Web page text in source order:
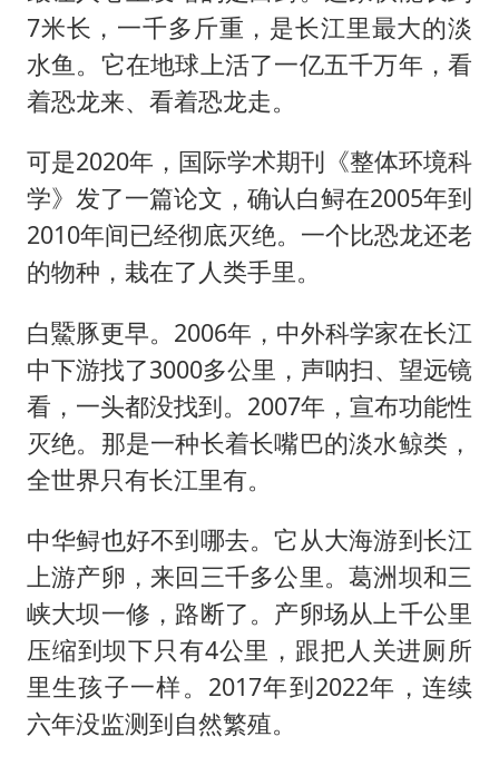
7米长，一千多斤重，是长江里最大的淡
水鱼。它在地球上活了一亿五千万年，看
着恐龙来、看着恐龙走。
可是2020年，国际学术期刊《整体环境科
学》发了一篇论文，确认白鲟在2005年到
2010年间已经彻底灭绝。一个比恐龙还老
的物种，栽在了人类手里。
白鱀豚更早。2006年，中外科学家在长江
中下游找了3000多公里，声呐扫、望远镜
看，一头都没找到。2007年，宣布功能性
灭绝。那是一种长着长嘴巴的淡水鲸类，
全世界只有长江里有。
中华鲟也好不到哪去。它从大海游到长江
上游产卵，来回三千多公里。葛洲坝和三
峡大坝一修，路断了。产卵场从上千公里
压缩到坝下只有4公里，跟把人关进厕所
里生孩子一样。2017年到2022年，连续
六年没监测到自然繁殖。